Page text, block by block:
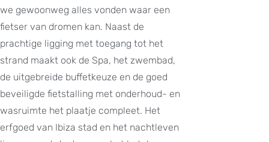
we gewoonweg alles vonden waar een
fietser van dromen kan. Naast de
prachtige ligging met toegang tot het
strand maakt ook de Spa, het zwembad,
de uitgebreide buffetkeuze en de goed
beveiligde fietstalling met onderhoud- en
wasruimte het plaatje compleet. Het
erfgoed van Ibiza stad en het nachtleven